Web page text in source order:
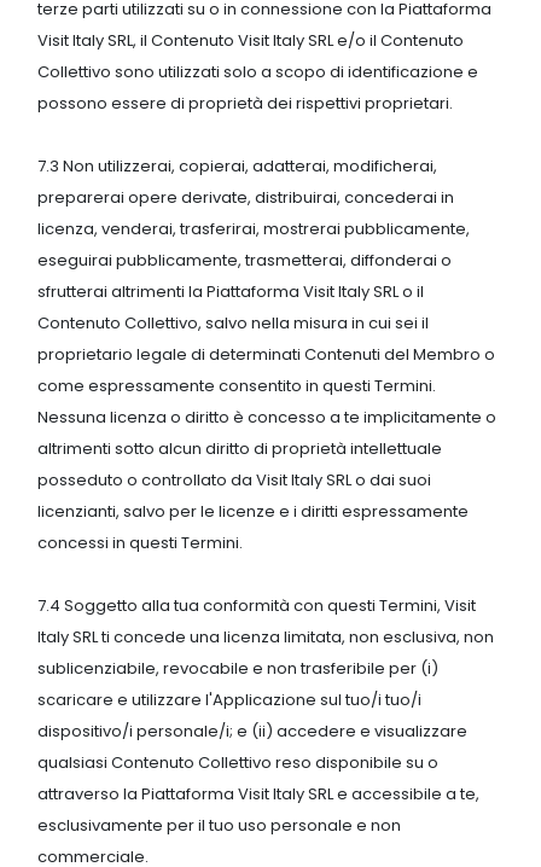
terze parti utilizzati su o in connessione con la Piattaforma
Visit Italy SRL, il Contenuto Visit Italy SRL e/o il Contenuto
Collettivo sono utilizzati solo a scopo di identificazione e
possono essere di proprietà dei rispettivi proprietari.
7.3 Non utilizzerai, copierai, adatterai, modificherai,
preparerai opere derivate, distribuirai, concederai in
licenza, venderai, trasferirai, mostrerai pubblicamente,
eseguirai pubblicamente, trasmetterai, diffonderai o
sfrutterai altrimenti la Piattaforma Visit Italy SRL o il
Contenuto Collettivo, salvo nella misura in cui sei il
proprietario legale di determinati Contenuti del Membro o
come espressamente consentito in questi Termini.
Nessuna licenza o diritto è concesso a te implicitamente o
altrimenti sotto alcun diritto di proprietà intellettuale
posseduto o controllato da Visit Italy SRL o dai suoi
licenzianti, salvo per le licenze e i diritti espressamente
concessi in questi Termini.
7.4 Soggetto alla tua conformità con questi Termini, Visit
Italy SRL ti concede una licenza limitata, non esclusiva, non
sublicenziabile, revocabile e non trasferibile per (i)
scaricare e utilizzare l'Applicazione sul tuo/i tuo/i
dispositivo/i personale/i; e (ii) accedere e visualizzare
qualsiasi Contenuto Collettivo reso disponibile su o
attraverso la Piattaforma Visit Italy SRL e accessibile a te,
esclusivamente per il tuo uso personale e non
commerciale.